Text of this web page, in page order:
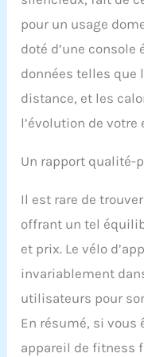
pour un usage
doté d’une
données telles que
distance, et les
l’évolution de
Un rapport qualité-
Il est rare de
offrant un tel
et prix. Le vélo
invariablement
utilisateurs pour
En résumé, si vous
appareil de fitness